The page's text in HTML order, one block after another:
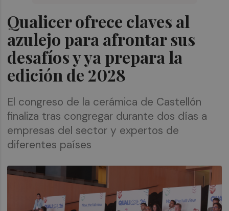
Qualicer ofrece claves al
azulejo para afrontar sus
desafíos y ya prepara la
edición de 2028
El congreso de la cerámica de Castellón
finaliza tras congregar durante dos días a
empresas del sector y expertos de
diferentes países